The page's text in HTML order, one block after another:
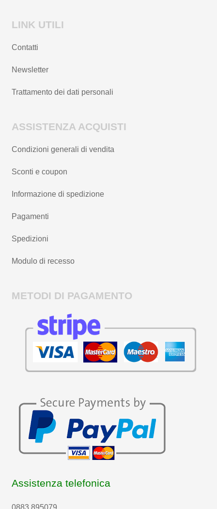
LINK UTILI
Contatti
Newsletter
Trattamento dei dati personali
ASSISTENZA ACQUISTI
Condizioni generali di vendita
Sconti e coupon
Informazione di spedizione
Pagamenti
Spedizioni
Modulo di recesso
METODI DI PAGAMENTO
Assistenza telefonica
0883 895079